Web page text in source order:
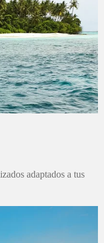
adaptados a tus